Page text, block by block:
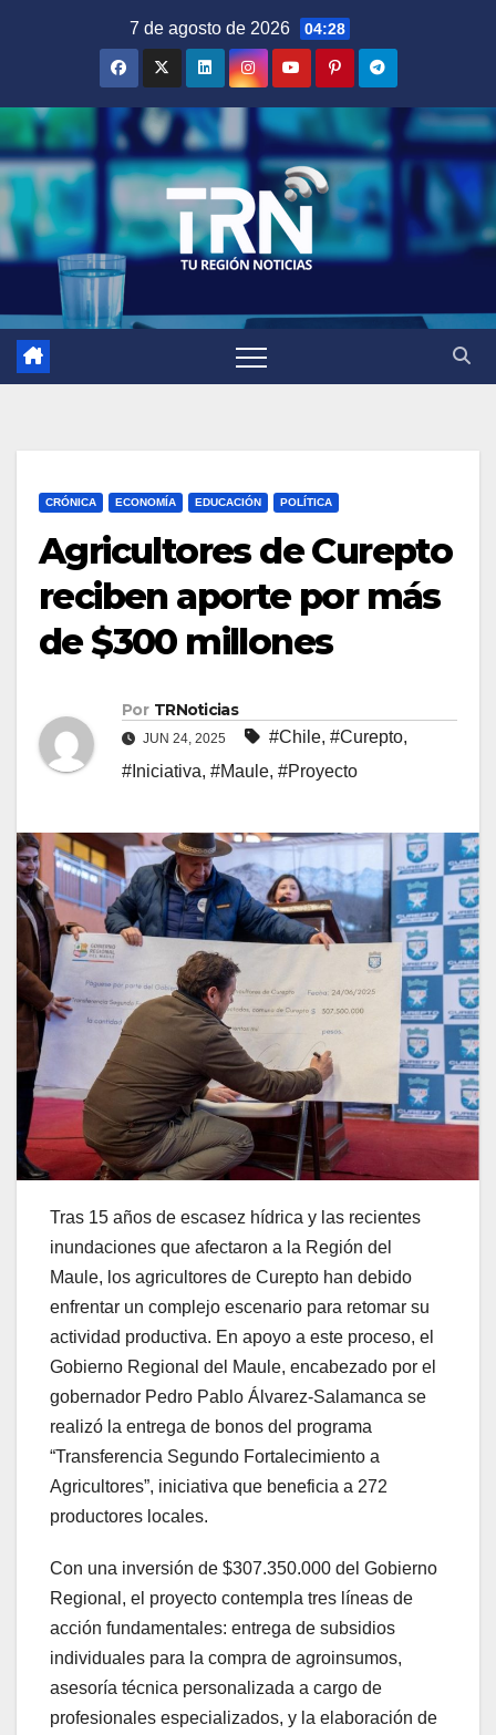
7 de agosto de 2026 04:28
CRÓNICA ECONOMÍA EDUCACIÓN POLÍTICA
Agricultores de Curepto
reciben aporte por más
de $300 millones
Por TRNoticias
JUN 24, 2025 #Chile, #Curepto,
#Iniciativa, #Maule, #Proyecto
Tras 15 años de escasez hídrica y las recientes
inundaciones que afectaron a la Región del
Maule, los agricultores de Curepto han debido
enfrentar un complejo escenario para retomar su
actividad productiva. En apoyo a este proceso, el
Gobierno Regional del Maule, encabezado por el
gobernador Pedro Pablo Álvarez-Salamanca se
realizó la entrega de bonos del programa
“Transferencia Segundo Fortalecimiento a
Agricultores”, iniciativa que beneficia a 272
productores locales.
Con una inversión de $307.350.000 del Gobierno
Regional, el proyecto contempla tres líneas de
acción fundamentales: entrega de subsidios
individuales para la compra de agroinsumos,
asesoría técnica personalizada a cargo de
profesionales especializados, y la elaboración de